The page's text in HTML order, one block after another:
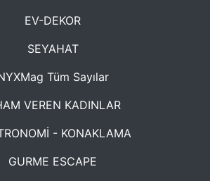
EV-DEKOR
SEYAHAT
Tüm Sayılar
VEREN KADINLAR
- KONAKLAMA
GURME ESCAPE